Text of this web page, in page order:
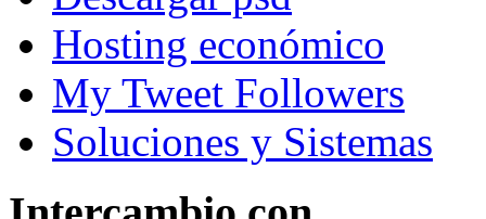
Hosting económico
My Tweet Followers
Soluciones y Sistemas